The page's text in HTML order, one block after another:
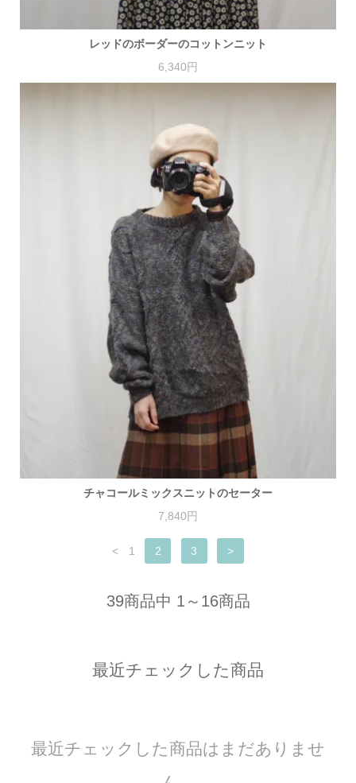
レッドのボーダーのコットンニット
6,340円
チャコールミックスニットのセーター
7,840円
< 1 2 3 >
39商品中 1～16商品
最近チェックした商品
最近チェックした商品はまだありませ